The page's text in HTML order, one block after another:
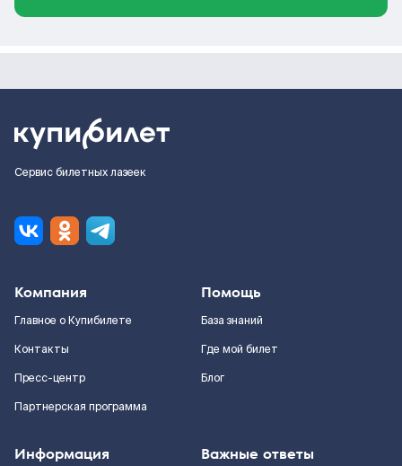
Сервис билетных лазеек
Компания
Главное о Купибилете
Контакты
Пресс-центр
Партнерская программа
Помощь
База знаний
Где мой билет
Блог
Информация Важные ответы